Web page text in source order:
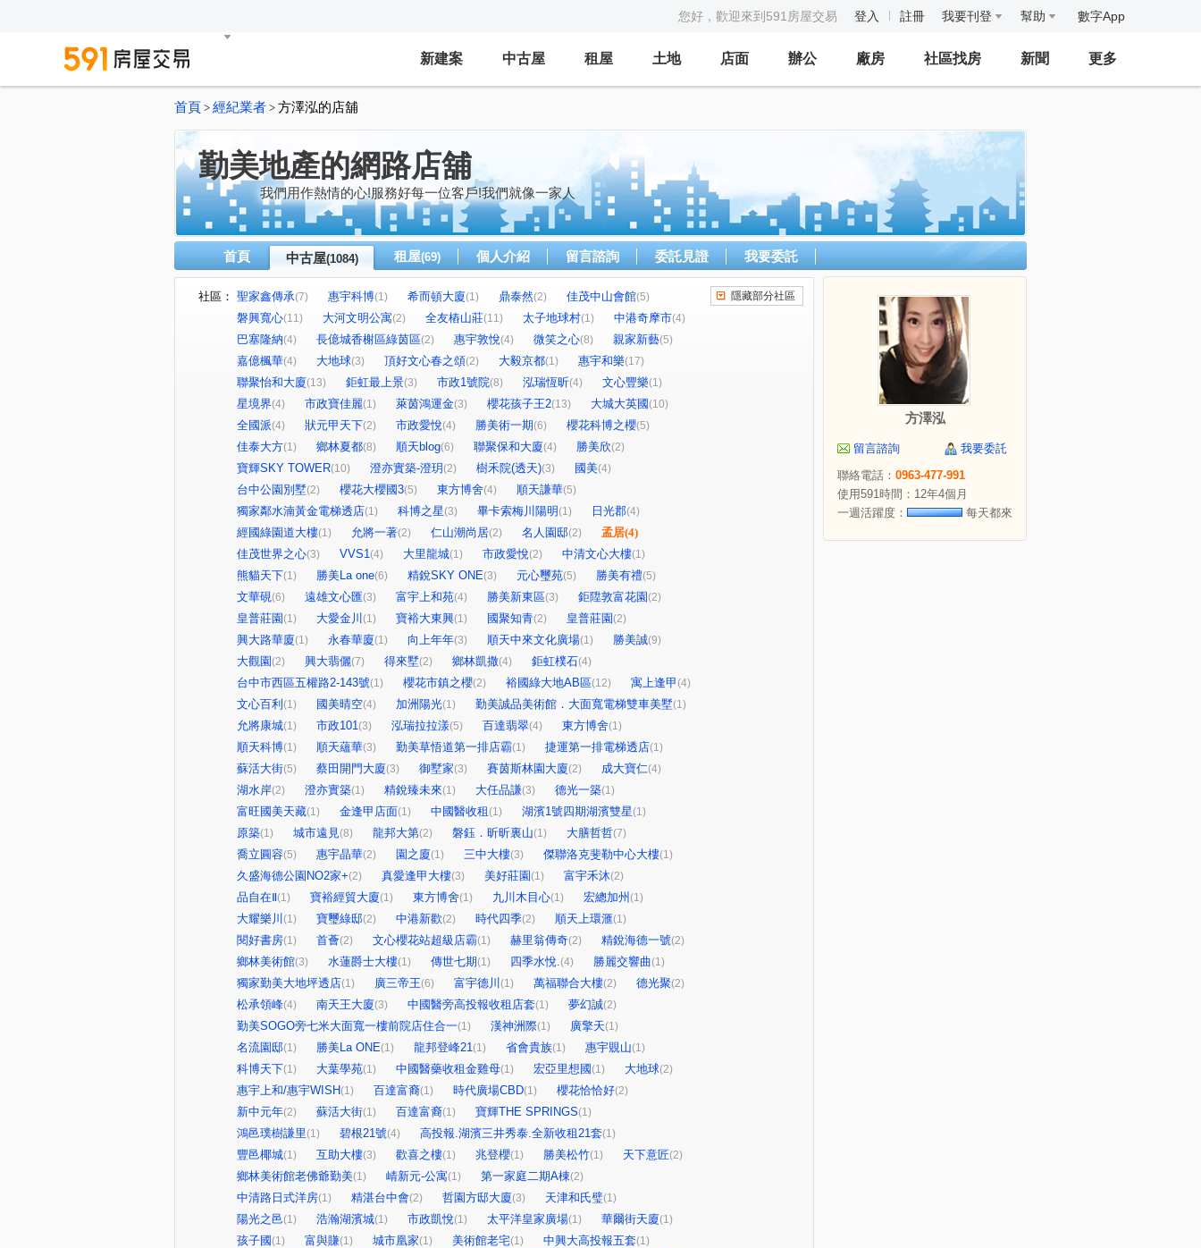
您好，歡迎來到591房屋交易 登入 註冊 我要刊登 幫助 數字App
新建案 中古屋 租屋 土地 店面 辦公 廠房 社區找房 新聞 更多
首頁 > 經紀業者 > 方澤泓的店舖
勤美地產的網路店舖
我們用作熱情的心!服務好每一位客戶!我們就像一家人
首頁 中古屋(1084) 租屋(69) 個人介紹 留言諮詢 委託見證 我要委託
社區： 聖家鑫傳承(7) 惠宇科博(1) 希而頓大廈(1) 鼎泰然(2) 佳茂中山會館(5)
磐興寬心(11) 大河文明公寓(2) 全友樁山莊(11) 太子地球村(1) 中港奇摩市(4)
巴塞隆納(4) 長億城香榭區綠茵區(2) 惠宇敦悅(4) 微笑之心(8) 親家新藝(5)
嘉億楓華(4) 大地球(3) 頂好文心春之頌(2) 大毅京都(1) 惠宇和樂(17)
聯聚怡和大廈(13) 鉅虹最上景(3) 市政1號院(8) 泓瑞恆昕(4) 文心豐樂(1)
星境界(4) 市政寶佳麗(1) 萊茵鴻運金(3) 櫻花孩子王2(13) 大城大英國 (10)
全國派(4) 狀元甲天下(2) 市政愛悅(4) 勝美術一期(6) 櫻花科博之櫻(5)
佳泰大方(1) 鄉林夏都(8) 順天blog(6) 聯聚保和大廈(4) 勝美欣(2)
寶輝SKY TOWER(10) 澄亦實築-澄玥 (2) 樹禾院(透天)(3) 國美(4)
台中公園別墅(2) 櫻花大櫻國3(5) 東方博舍(4) 順天謙華(5)
獨家鄰水湳黃金電梯透店(1) 科博之星(3) 畢卡索梅川陽明 (1) 日光郡(4)
經國綠園道大樓(1) 允將一著(2) 仁山潮尚居(2) 名人園邸(2) 孟居(4)
佳茂世界之心(3) VVS1(4) 大里龍城(1) 市政愛悅(2) 中清文心大樓(1)
熊貓天下(1) 勝美La one(6) 精銳SKY ONE(3) 元心璽苑(5) 勝美有禮(5)
文華硯(6) 遠雄文心匯(3) 富宇上和苑(4) 勝美新東區(3) 鉅陞敦富花園 (2)
皇普莊園 (1) 大愛金川 (1) 寶裕大東興(1) 國聚知青(2) 皇普莊園 (2)
興大路華廈(1) 永春華廈(1) 向上年年(3) 順天中來文化廣場(1) 勝美誠(9)
大觀園 (2) 興大翡儷(7) 得來墅(2) 鄉林凱撒(4) 鉅虹樸石(4)
台中市西區五權路2-143號(1) 櫻花市鎮之櫻(2) 裕國綠大地AB區(12) 寓上逢甲 (4)
文心百利 (1) 國美晴空(4) 加洲陽光(1) 勤美誠品美術館．大面寬電梯雙車美墅(1)
允將康城(1) 市政101(3) 泓瑞拉拉漾(5) 百達翡翠(4) 東方博舍(1)
順天科博(1) 順天蘊華(3) 勤美草悟道第一排店霸(1) 捷運第一排電梯透店(1)
蘇活大街(5) 蔡田開門大廈(3) 御墅家(3) 賽茵斯林園大廈(2) 成大寶仁(4)
湖水岸(2) 澄亦實築(1) 精銳臻未來(1) 大任品謙(3) 德光一築(1)
富旺國美天藏(1) 金逢甲店面(1) 中國醫收租 (1) 湖濱1號四期湖濱雙星(1)
原築(1) 城市遠見(8) 龍邦大第(2) 磐鈺．昕昕裏山(1) 大膳哲哲(7)
喬立圓容(5) 惠宇晶華(2) 園之廈(1) 三中大樓(3) 傑聯洛克斐勒中心大樓(1)
久盛海德公園NO2家+(2) 真愛逢甲大樓(3) 美好莊園 (1) 富宇禾沐(2)
品自在Ⅱ(1) 寶裕經貿大廈(1) 東方博舍(1) 九川木目心(1) 宏總加州 (1)
大耀樂川 (1) 寶璽綠邸(2) 中港新歡(2) 時代四季(2) 順天上環滙(1)
閱好書房(1) 首薈(2) 文心櫻花站超級店霸(1) 赫里翁傳奇(2) 精銳海德一號(2)
鄉林美術館(3) 水蓮爵士大樓(1) 傳世七期(1) 四季水悅.(4) 勝麗交響曲(1)
獨家勤美大地坪透店(1) 廣三帝王(6) 富宇德川 (1) 萬福聯合大樓(2) 德光聚(2)
松承領峰(4) 南天王大廈(3) 中國醫旁高投報收租店套(1) 夢幻誠(2)
勤美SOGO旁七米大面寬一樓前院店住合一(1) 漢神洲際(1) 廣擎天(1)
名流園邸(1) 勝美La ONE(1) 龍邦登峰21(1) 省會貴族(1) 惠宇覞山(1)
科博天下(1) 大葉學苑(1) 中國醫藥收租金雞母(1) 宏亞里想國 (1) 大地球(2)
惠宇上和/惠宇WISH(1) 百達富裔(1) 時代廣場CBD(1) 櫻花恰恰好(2)
新中元年(2) 蘇活大街(1) 百達富裔(1) 寶輝THE SPRINGS(1)
鴻邑璞樹謙里(1) 碧根21號(4) 高投報.湖濱三井秀泰.全新收租21套(1)
豐邑椰城(1) 互助大樓(3) 歡喜之樓(1) 兆登櫻(1) 勝美松竹(1) 天下意匠(2)
鄉林美術館老佛爺勤美(1) 崝新元-公寓(1) 第一家庭二期A棟(2)
中清路日式洋房(1) 精湛台中會(2) 哲園方邸大廈(3) 天津和氏璧(1)
陽光之邑(1) 浩瀚湖濱城(1) 市政凱悅(1) 太平洋皇家廣場(1) 華爾街天廈(1)
孩子國 (1) 富與賺(1) 城市凰家(1) 美術館老宅(1) 中興大高投報五套(1)
隱藏部分社區
方澤泓
留言諮詢
我要委託
聯絡電話： 0963-477-991
使用591時間：12年4個月
一週活躍度：
每天都來